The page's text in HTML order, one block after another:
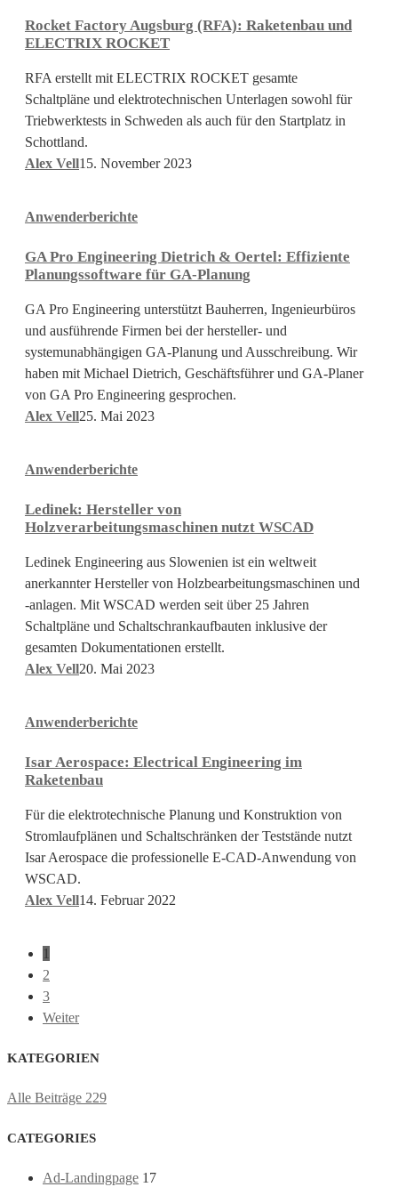
(RFA):
und
ELECTRIX
ROCKET
Rocket Factory Augsburg (RFA): Raketenbau und
ELECTRIX ROCKET
RFA erstellt mit ELECTRIX ROCKET gesamte
Schaltpläne und elektrotechnischen Unterlagen sowohl für
Triebwerktests in Schweden als auch für den Startplatz in
Schottland.
Alex Vell15. November 2023
Pro
Dietrich
Oertel:
Effiziente
Planungssoftware
GA-
Planung
Anwenderberichte
GA Pro Engineering Dietrich & Oertel: Effiziente
Planungssoftware für GA-Planung
GA Pro Engineering unterstützt Bauherren, Ingenieurbüros
und ausführende Firmen bei der hersteller- und
systemunabhängigen GA-Planung und Ausschreibung. Wir
haben mit Michael Dietrich, Geschäftsführer und GA-Planer
von GA Pro Engineering gesprochen.
Alex Vell25. Mai 2023
Hersteller
Holzverarbeitungsmaschinen
WSCAD
Anwenderberichte
Ledinek: Hersteller von
Holzverarbeitungsmaschinen nutzt WSCAD
Ledinek Engineering aus Slowenien ist ein weltweit
anerkannter Hersteller von Holzbearbeitungsmaschinen und
-anlagen. Mit WSCAD werden seit über 25 Jahren
Schaltpläne und Schaltschrankaufbauten inklusive der
gesamten Dokumentationen erstellt.
Alex Vell20. Mai 2023
Aerospace:
Engineering
Raketenbau
Anwenderberichte
Isar Aerospace: Electrical Engineering im
Raketenbau
Für die elektrotechnische Planung und Konstruktion von
Stromlaufplänen und Schaltschränken der Teststände nutzt
Isar Aerospace die professionelle E-CAD-Anwendung von
WSCAD.
Alex Vell14. Februar 2022
1
2
3
Weiter
KATEGORIEN
Alle Beiträge 229
CATEGORIES
Ad-Landingpage 17